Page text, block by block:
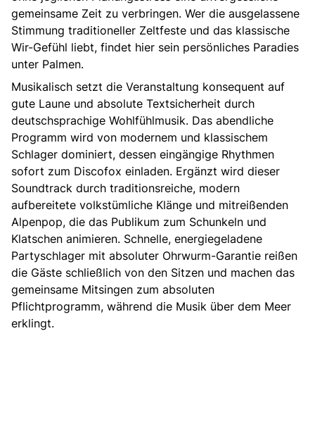
gemeinsame Zeit zu verbringen. Wer die ausgelassene
Stimmung traditioneller Zeltfeste und das klassische
Wir-Gefühl liebt, findet hier sein persönliches Paradies
unter Palmen.
Musikalisch setzt die Veranstaltung konsequent auf
gute Laune und absolute Textsicherheit durch
deutschsprachige Wohlfühlmusik. Das abendliche
Programm wird von modernem und klassischem
Schlager dominiert, dessen eingängige Rhythmen
sofort zum Discofox einladen. Ergänzt wird dieser
Soundtrack durch traditionsreiche, modern
aufbereitete volkstümliche Klänge und mitreißenden
Alpenpop, die das Publikum zum Schunkeln und
Klatschen animieren. Schnelle, energiegeladene
Partyschlager mit absoluter Ohrwurm-Garantie reißen
die Gäste schließlich von den Sitzen und machen das
gemeinsame Mitsingen zum absoluten
Pflichtprogramm, während die Musik über dem Meer
erklingt.